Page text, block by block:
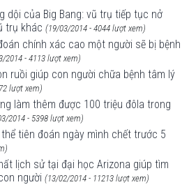
dội của Big Bang: vũ trụ tiếp tục nở
trụ khác (19/03/2014 - 4044 lượt xem)
chính xác cao một người sẽ bị bệnh
2014 - 4113 lượt xem)
ruồi giúp con người chữa bệnh tâm lý
lượt xem)
làm thêm được 100 triệu đôla trong
2014 - 5398 lượt xem)
tiên đoán ngày mình chết trước 5
lịch sử tại đại học Arizona giúp tìm
người (13/02/2014 - 11213 lượt xem)